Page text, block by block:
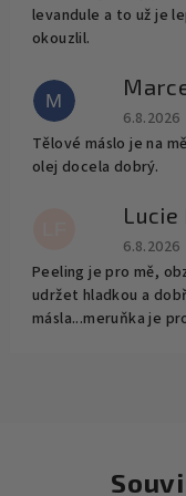
levandule a to už je
okouzlil.
M
6.8.2026
Tělové máslo je na
olej docela dobrý.
Lucie
6.8.2026
Peeling je pro mě,
udržet hladkou a
másla...meruňka je